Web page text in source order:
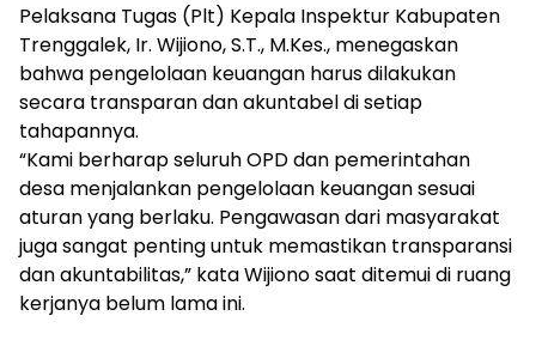
Pelaksana Tugas (Plt) Kepala Inspektur Kabupaten
Trenggalek, Ir. Wijiono, S.T., M.Kes., menegaskan
bahwa pengelolaan keuangan harus dilakukan
secara transparan dan akuntabel di setiap
tahapannya.
“Kami berharap seluruh OPD dan pemerintahan
desa menjalankan pengelolaan keuangan sesuai
aturan yang berlaku. Pengawasan dari masyarakat
juga sangat penting untuk memastikan transparansi
dan akuntabilitas,” kata Wijiono saat ditemui di ruang
kerjanya belum lama ini.